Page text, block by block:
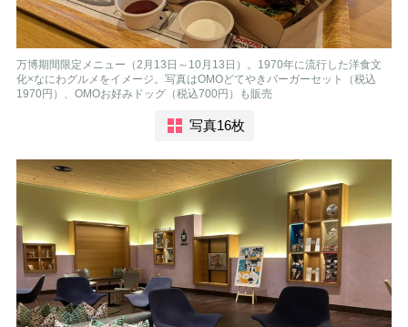
万博期間限定メニュー（2月13日～10月13日）。1970年に流行した洋食文
化×なにわグルメをイメージ。写真はOMOどてやきバーガーセット（税込
1970円）、OMOお好みドッグ（税込700円）も販売
写真16枚